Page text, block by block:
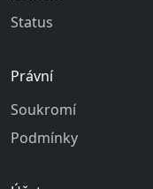
Status
Právní
Soukromí
Podmínky